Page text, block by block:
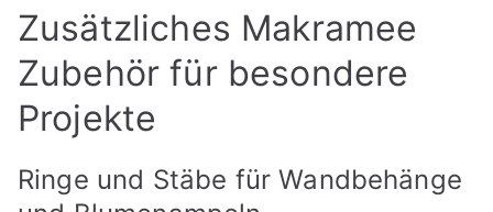
Zusätzliches Makramee
Zubehör für besondere
Projekte
Ringe und Stäbe für Wandbehänge